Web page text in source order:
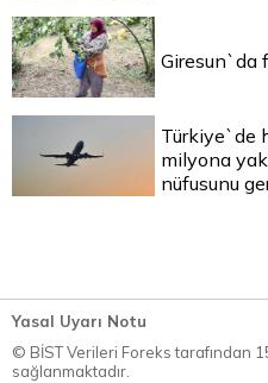
Giresun`da
Türkiye`de
milyona
nüfusunu
Yasal Uyarı Notu
© BİST Verileri Foreks tarafından
sağlanmaktadır.